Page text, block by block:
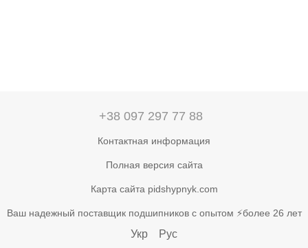
+38 097 297 77 88
Контактная информация
Полная версия сайта
Карта сайта pidshypnyk.com
Ваш надежный поставщик подшипников с опытом ⚡более 26 лет
Укр Рус